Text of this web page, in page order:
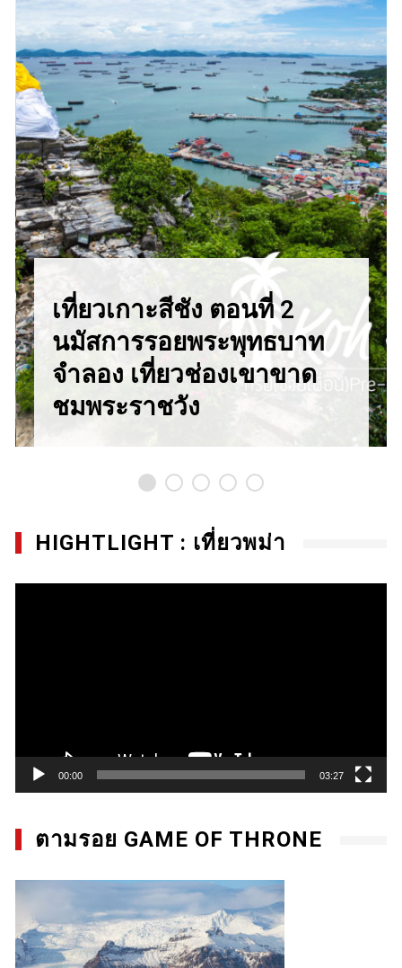
เที่ยวเกาะสีชัง ตอนที่ 2
นมัสการรอยพระพุทธบาท
จำลอง เที่ยวช่องเขาขาด
ชมพระราชวัง
HIGHTLIGHT : เที่ยวพม่า
00:00 03:27
ตามรอย GAME OF THRONE